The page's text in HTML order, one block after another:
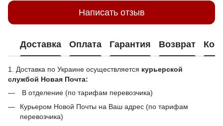
Написать отзыв
Доставка Оплата Гарантия Возврат
1. Доставка по Украине осуществляется курьерской
службой Новая Почта:
В отделение (по тарифам перевозчика)
Курьером Новой Почты на Ваш адрес (по тарифам
перевозчика)